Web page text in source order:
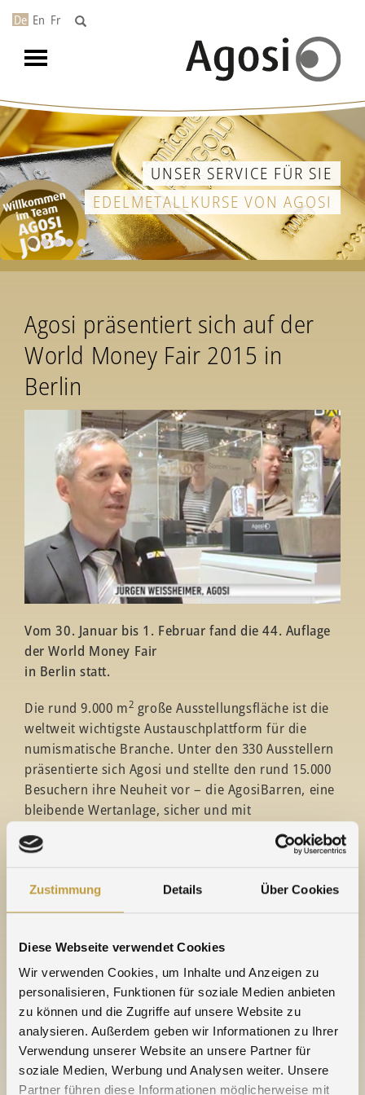
Zustimmung Details Über Cookies
Diese Webseite verwendet Cookies
Wir verwenden Cookies, um Inhalte und Anzeigen zu
personalisieren, Funktionen für soziale Medien anbieten
zu können und die Zugriffe auf unsere Website zu
analysieren. Außerdem geben wir Informationen zu Ihrer
Verwendung unserer Website an unsere Partner für
soziale Medien, Werbung und Analysen weiter. Unsere
Partner führen diese Informationen möglicherweise mit
De En Fr
Toggle
navigation
UNSER SERVICE FÜR SIE
EDELMETALLKURSE VON AGOSI
Agosi präsentiert sich auf der
World Money Fair 2015 in
Berlin
Vom 30. Januar bis 1. Februar fand die 44. Auflage
der World Money Fair
in Berlin statt.
Die rund 9.000 m2 große Ausstellungsfläche ist die
weltweit wichtigste Austauschplattform für die
numismatische Branche. Unter den 330 Ausstellern
präsentierte sich Agosi und stellte den rund 15.000
Besuchern ihre Neuheit vor – die AgosiBarren, eine
bleibende Wertanlage, sicher und mit
Edelmetallprodukte – verantwortungsvoll
hergestellt und gemäß internationalen Richtlinien